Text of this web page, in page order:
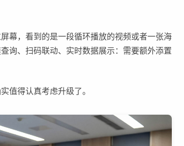
幕，看到的是一段循环播放的视频或者一张海
询、扫码联动、实时数据展示：需要额外添置
值得认真考虑升级了。